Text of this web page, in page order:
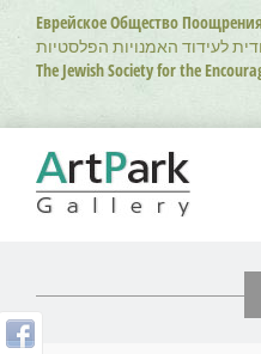
Перейти
основному
содержанию
Еврейское Общество
לעידוד האמנויות הפלסטיות
The Jewish Society for the